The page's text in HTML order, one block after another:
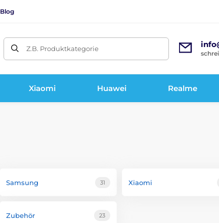
Blog
Z.B. Produktkategorie
Xiaomi Huawei Realme
Samsung 31 Xiaomi
Zubehör 23